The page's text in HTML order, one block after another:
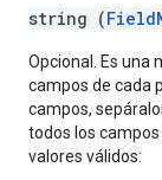
string (
Opcional. Es una
campos de cada
campos,
todos los
valores válidos: